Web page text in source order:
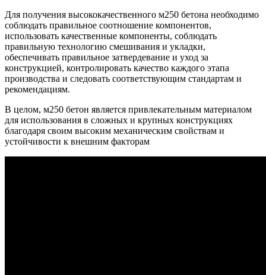
Для получения высококачественного м250 бетона необходимо
соблюдать правильное соотношение компонентов,
использовать качественные компоненты, соблюдать
правильную технологию смешивания и укладки,
обеспечивать правильное затвердевание и уход за
конструкцией, контролировать качество каждого этапа
производства и следовать соответствующим стандартам и
рекомендациям.
В целом, м250 бетон является привлекательным материалом
для использования в сложных и крупных конструкциях
благодаря своим высоким механическим свойствам и
устойчивости к внешним факторам